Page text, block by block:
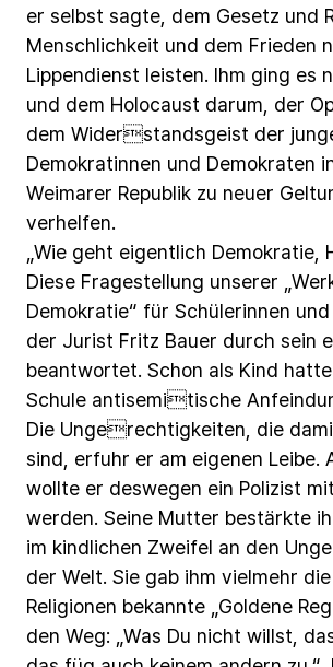
er selbst sagte, dem Gesetz und
Menschlichkeit und dem Frieden
Lippendienst leisten. Ihm ging es
und dem Holocaust darum, der
dem Widerstandsgeist der
Demokratinnen und Demokraten
Weimarer Republik zu neuer
verhelfen.
„Wie geht eigentlich Demokratie,
Diese Fragestellung unserer
Demokratie“ für Schülerinnen und
der Jurist Fritz Bauer durch sein
beantwortet. Schon als Kind hatte
Schule antisemitische
Die Ungerechtigkeiten, die
sind, erfuhr er am eigenen Leibe.
wollte er deswegen ein Polizist mit
werden. Seine Mutter bestärkte
im kindlichen Zweifel an den
der Welt. Sie gab ihm vielmehr die
Religionen bekannte „Goldene
den Weg: „Was Du nicht willst,